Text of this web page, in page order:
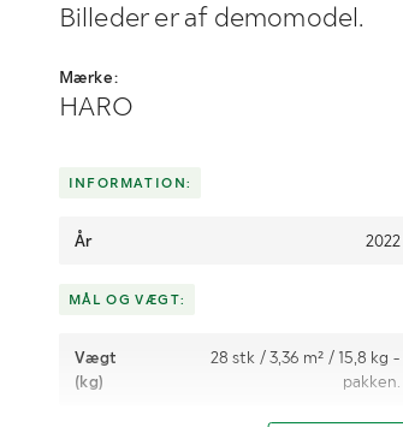
Billeder er af demomodel.
Mærke:
HARO
INFORMATION:
År 2022
MÅL OG VÆGT:
Vægt
(kg)
28 stk / 3,36 m² / 15,8 kg -
pakken.